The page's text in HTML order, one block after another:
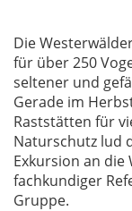
Die
für über 250
seltener und
Gerade im
Raststätten für
Naturschutz lud
Exkursion an die
fachkundiger
Gruppe.